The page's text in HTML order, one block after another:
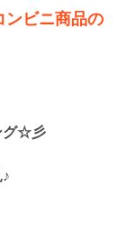
ンビニ商品の
グ☆彡